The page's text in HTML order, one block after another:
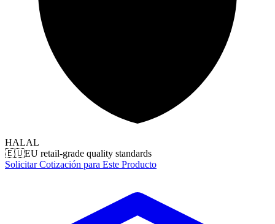
HALAL
🇪🇺EU retail-grade quality standards
Solicitar Cotización para Este Producto